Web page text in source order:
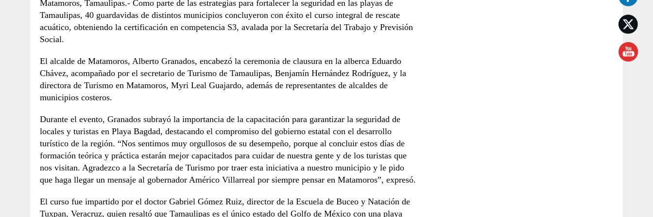
Matamoros, Tamaulipas.- Como parte de las estrategias para fortalecer la seguridad en las playas de
Tamaulipas, 40 guardavidas de distintos municipios concluyeron con éxito el curso integral de rescate
acuático, obteniendo la certificación en competencia S3, avalada por la Secretaría del Trabajo y Previsión
Social.
El alcalde de Matamoros, Alberto Granados, encabezó la ceremonia de clausura en la alberca Eduardo
Chávez, acompañado por el secretario de Turismo de Tamaulipas, Benjamín Hernández Rodríguez, y la
directora de Turismo en Matamoros, Myri Leal Guajardo, además de representantes de alcaldes de
municipios costeros.
Durante el evento, Granados subrayó la importancia de la capacitación para garantizar la seguridad de
locales y turistas en Playa Bagdad, destacando el compromiso del gobierno estatal con el desarrollo
turístico de la región. “Nos sentimos muy orgullosos de su desempeño, porque al concluir estos días de
formación teórica y práctica estarán mejor capacitados para cuidar de nuestra gente y de los turistas que
nos visitan. Agradezco a la Secretaría de Turismo por traer esta iniciativa a nuestro municipio y le pido
que haga llegar un mensaje al gobernador Américo Villarreal por siempre pensar en Matamoros”, expresó.
El curso fue impartido por el doctor Gabriel Gómez Ruiz, director de la Escuela de Buceo y Natación de
Tuxpan, Veracruz, quien resaltó que Tamaulipas es el único estado del Golfo de México con una playa